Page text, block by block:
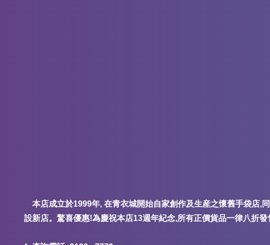
本店成立於1999年, 在青衣城開始自家創作及生産之懷舊手袋店,
設新店。驚喜優惠!為慶祝本店13週年紀念,所有正價貨品一律八折發